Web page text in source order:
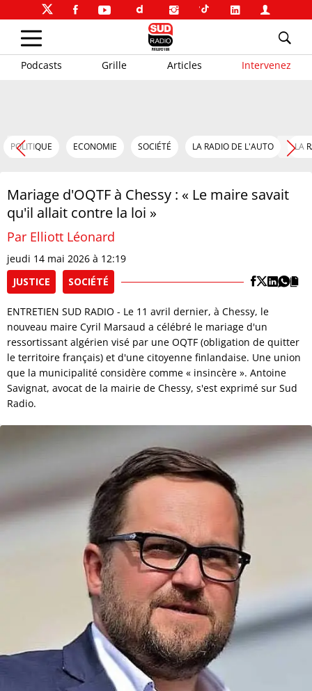
Podcasts Grille Articles Intervenez
POLITIQUE ECONOMIE SOCIÉTÉ LA RADIO DE L'AUTO LA
Mariage d'OQTF à Chessy : « Le maire savait
qu'il allait contre la loi »
Par Elliott Léonard
jeudi 14 mai 2026 à 12:19
JUSTICE
SOCIÉTÉ
ENTRETIEN SUD RADIO - Le 11 avril dernier, à Chessy, le
nouveau maire Cyril Marsaud a célébré le mariage d'un
ressortissant algérien visé par une OQTF (obligation de quitter
le territoire français) et d'une citoyenne finlandaise. Une union
que la municipalité considère comme « insincère ». Antoine
Savignat, avocat de la mairie de Chessy, s'est exprimé sur Sud
Radio.